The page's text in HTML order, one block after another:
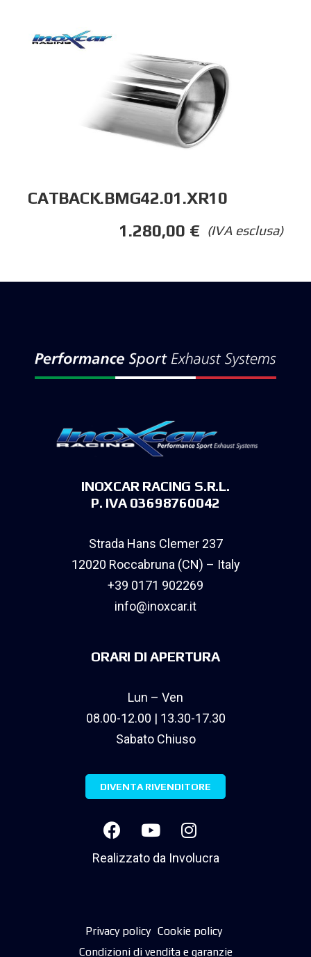
CATBACK.BMG42.01.XR10
(IVA esclusa)
1.280,00 €
INOXCAR RACING S.R.L.
P. IVA 03698760042
Strada Hans Clemer 237
12020 Roccabruna (CN) – Italy
+39 0171 902269
info@inoxcar.it
ORARI DI APERTURA
Lun – Ven
08.00-12.00 | 13.30-17.30
Sabato Chiuso
DIVENTA RIVENDITORE
Realizzato da Involucra
Privacy policy Cookie policy
Condizioni di vendita e garanzie